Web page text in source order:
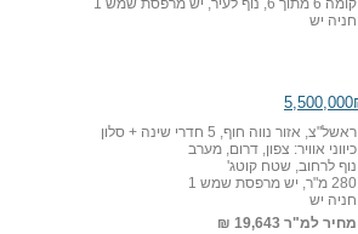
קומה 6 מתוך 6, נוף לעיר, יש מרפסת שמש 1
חניה יש
ראשל"צ, אזור נווה חוף, 5 חדרי שינה + סלון
כיווני אוויר: צפון, דרום, מערב
נוף לרחוב, שטח קוטג'
280 מ"ר, יש מרפסת שמש 1
חניה יש
מחיר למ"ר 19,643 ₪